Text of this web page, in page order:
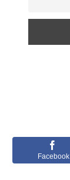
Facebook